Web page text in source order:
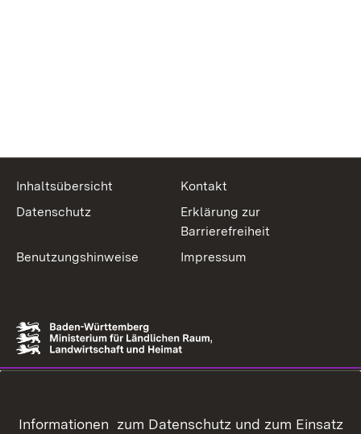
Inhaltsübersicht
Kontakt
Datenschutz
Erklärung zur
Barrierefreiheit
Benutzungshinweise
Impressum
Informationen zum Datenschutz und zum Einsatz